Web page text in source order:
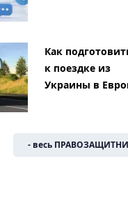
Как
к поездке из
Украины в
- весь